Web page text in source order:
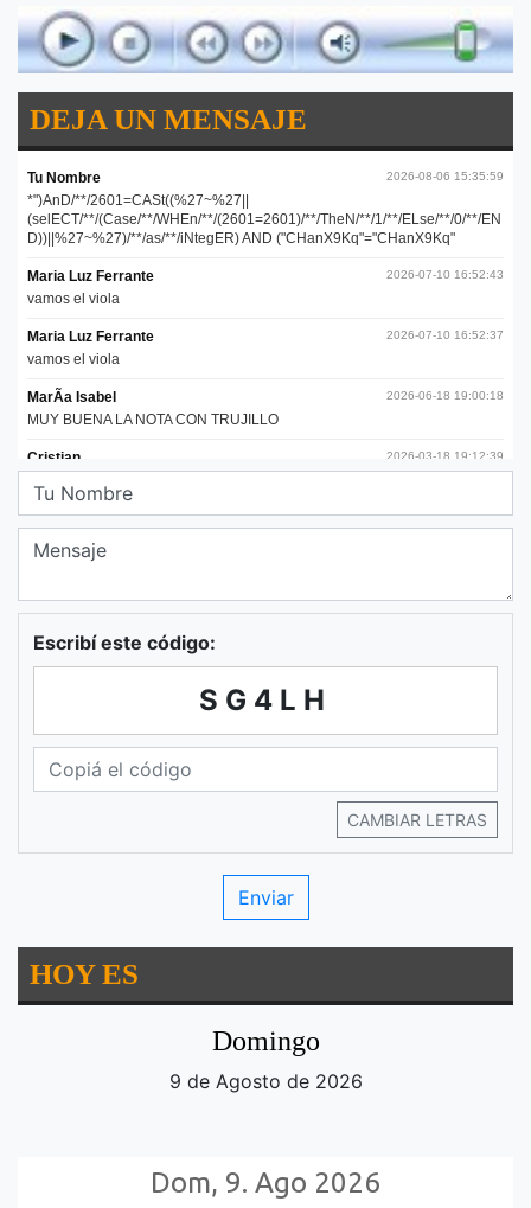
DEJA UN MENSAJE
Escribí este código:
SG4LH
CAMBIAR LETRAS
HOY ES
Domingo
9 de Agosto de 2026